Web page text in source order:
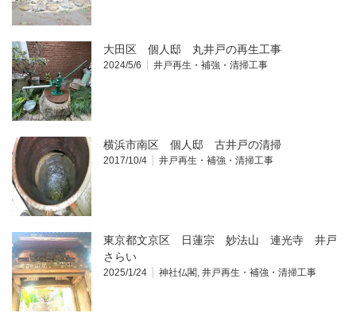
大田区 個人邸 丸井戸の再生工事
2024/5/6 井戸再生・補強・清掃工事
横浜市南区 個人邸 古井戸の清掃
2017/10/4 井戸再生・補強・清掃工事
東京都文京区 日蓮宗 妙法山 連光寺 井戸
さらい
2025/1/24 神社仏閣 井戸再生・補強・清掃工事